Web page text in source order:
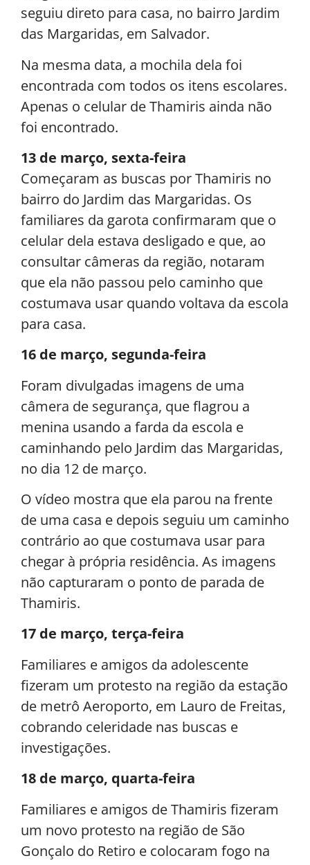
seguiu direto para casa, no bairro Jardim
das Margaridas, em Salvador.
Na mesma data, a mochila dela foi
encontrada com todos os itens escolares.
Apenas o celular de Thamiris ainda não
foi encontrado.
13 de março, sexta-feira
Começaram as buscas por Thamiris no
bairro do Jardim das Margaridas. Os
familiares da garota confirmaram que o
celular dela estava desligado e que, ao
consultar câmeras da região, notaram
que ela não passou pelo caminho que
costumava usar quando voltava da escola
para casa.
16 de março, segunda-feira
Foram divulgadas imagens de uma
câmera de segurança, que flagrou a
menina usando a farda da escola e
caminhando pelo Jardim das Margaridas,
no dia 12 de março.
O vídeo mostra que ela parou na frente
de uma casa e depois seguiu um caminho
contrário ao que costumava usar para
chegar à própria residência. As imagens
não capturaram o ponto de parada de
Thamiris.
17 de março, terça-feira
Familiares e amigos da adolescente
fizeram um protesto na região da estação
de metrô Aeroporto, em Lauro de Freitas,
cobrando celeridade nas buscas e
investigações.
18 de março, quarta-feira
Familiares e amigos de Thamiris fizeram
um novo protesto na região de São
Gonçalo do Retiro e colocaram fogo na